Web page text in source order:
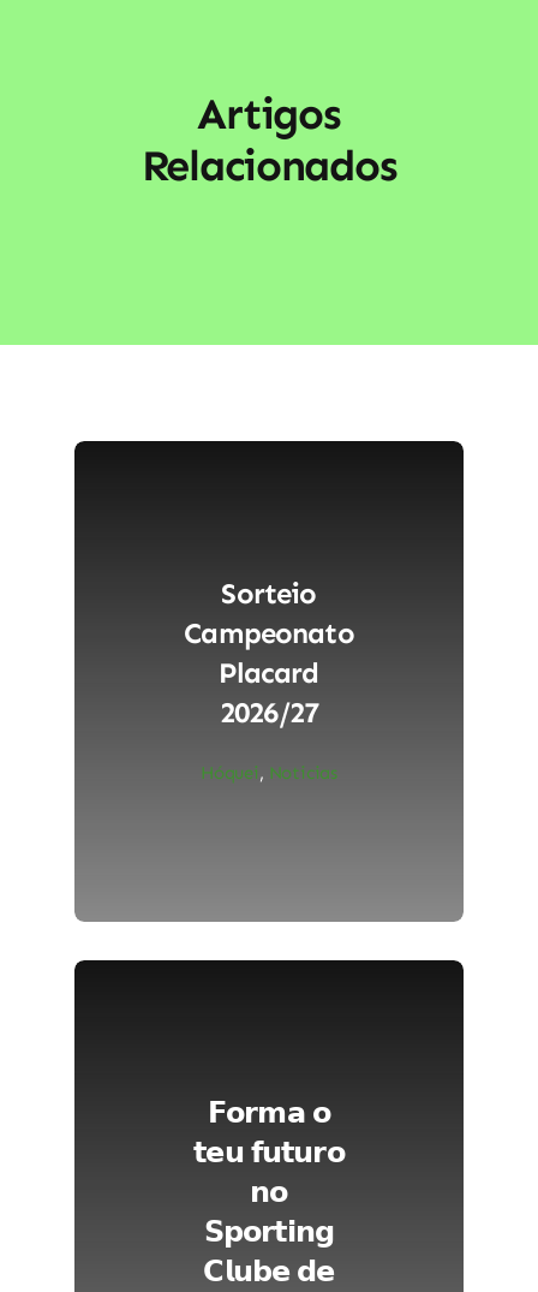
Artigos
Relacionados
Sorteio
Campeonato
Placard
2026/27
Hóquei, Noticias
𝗙𝗼𝗿𝗺𝗮 𝗼
𝘁𝗲𝘂 𝗳𝘂𝘁𝘂𝗿𝗼
𝗻𝗼
𝗦𝗽𝗼𝗿𝘁𝗶𝗻𝗴
𝗖𝗹𝘂𝗯𝗲 𝗱𝗲